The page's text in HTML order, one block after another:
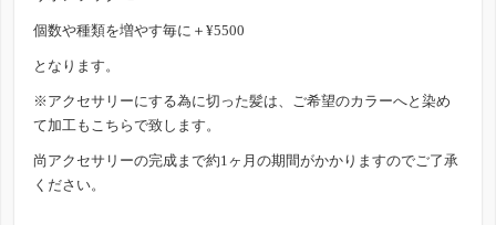
個数や種類を増やす毎に＋¥5500
となります。
※アクセサリーにする為に切った髪は、ご希望のカラーへと染め
て加工もこちらで致します。
尚アクセサリーの完成まで約1ヶ月の期間がかかりますのでご了承
ください。